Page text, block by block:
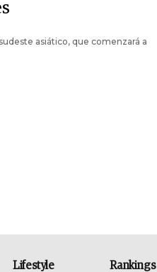
asiático, que comenzará a
Lifestyle Rankings